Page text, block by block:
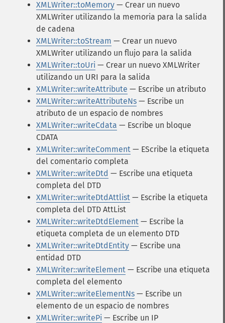
XMLWriter::toMemory — Crear un nuevo
XMLWriter utilizando la memoria para la salida
de cadena
XMLWriter::toStream — Crear un nuevo
XMLWriter utilizando un flujo para la salida
XMLWriter::toUri — Crear un nuevo XMLWriter
utilizando un URI para la salida
XMLWriter::writeAttribute — Escribe un atributo
XMLWriter::writeAttributeNs — Escribe un
atributo de un espacio de nombres
XMLWriter::writeCdata — Escribe un bloque
CDATA
XMLWriter::writeComment — EScribe la etiqueta
del comentario completa
XMLWriter::writeDtd — Escribe una etiqueta
completa del DTD
XMLWriter::writeDtdAttlist — Escribe la etiqueta
completa del DTD AttList
XMLWriter::writeDtdElement — Escribe la
etiqueta completa de un elemento DTD
XMLWriter::writeDtdEntity — Escribe una
entidad DTD
XMLWriter::writeElement — Escribe una etiqueta
completa del elemento
XMLWriter::writeElementNs — Escribe un
elemento de un espacio de nombres
XMLWriter::writePi — Escribe un IP